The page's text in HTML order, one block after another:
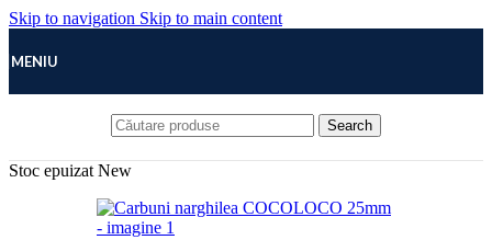
Skip to navigation Skip to main content
MENIU
Search
Stoc epuizat New